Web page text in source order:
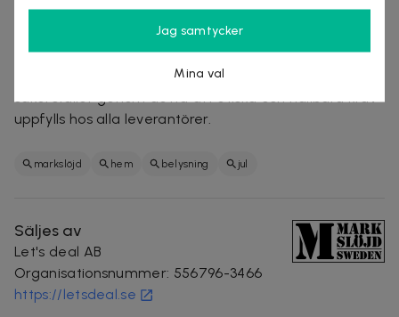
klimatavtryck genom att återvinna produkter och
material tillsammans med Elkretsen, ett samarbete
som gör att trasiga lampor och delar får nytt liv.
Sedan 2007 är de medlemmar i Amfori/BSCI och
uppfylls hos alla leverantörer.
markslöjd hem belysning jul
Säljes av
Let's deal AB
Organisationsnummer: 556796-3466
https://letsdeal.se
Jag samtycker
Mina val